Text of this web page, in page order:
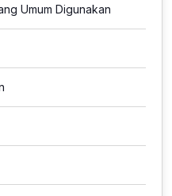
Umum Digunakan